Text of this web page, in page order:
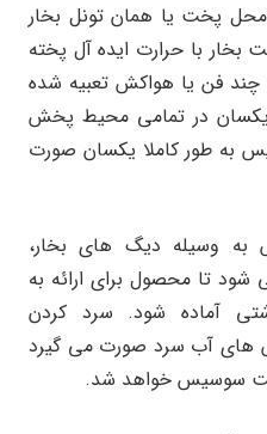
پخت یا همان تونل بخار
با حرارت ایده آل پخته
چند فن یا هواکش تعبیه شده
یکسان در تمامی محیط پخش
به طور کاملا یکسان صورت
وسیله دیگ های بخار،
تا محصول برای ارائه به
آماده شود. سرد کردن
های آب سرد صورت می گیرد
سوسیس خواهد شد.